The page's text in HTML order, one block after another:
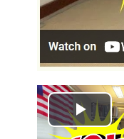
Play